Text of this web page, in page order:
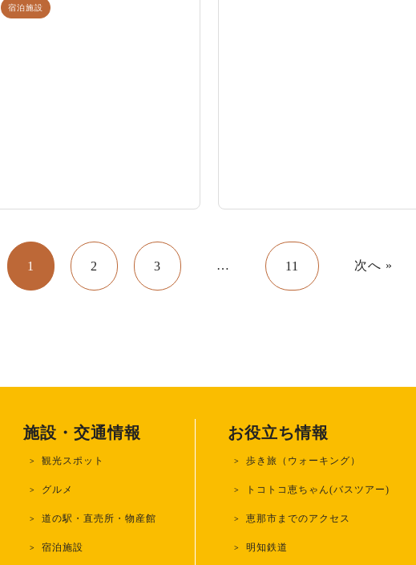
宿泊施設
1 2 3 … 11 次へ »
施設・交通情報
観光スポット
グルメ
道の駅・直売所・物産館
宿泊施設
お役立ち情報
歩き旅（ウォーキング）
トコトコ恵ちゃん(バスツアー)
恵那市までのアクセス
明知鉄道